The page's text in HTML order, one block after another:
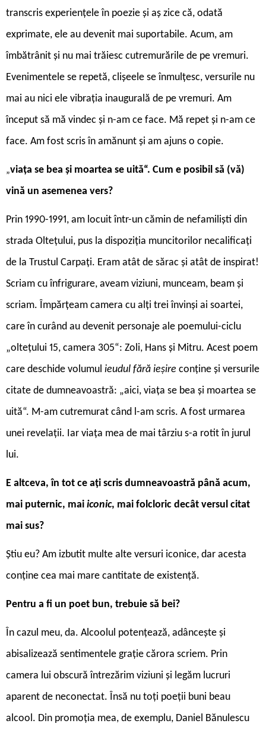
transcris experiențele în poezie și aș zice că, odată
exprimate, ele au devenit mai suportabile. Acum, am
îmbătrânit și nu mai trăiesc cutremurările de pe vremuri.
Evenimentele se repetă, clișeele se înmulțesc, versurile nu
mai au nici ele vibrația inaugurală de pe vremuri. Am
început să mă vindec și n-am ce face. Mă repet și n-am ce
face. Am fost scris în amănunt și am ajuns o copie.
„viața se bea și moartea se uită“. Cum e posibil să (vă)
vină un asemenea vers?
Prin 1990-1991, am locuit într-un cămin de nefamiliști din
strada Oltețului, pus la dispoziția muncitorilor necalificați
de la Trustul Carpați. Eram atât de sărac și atât de inspirat!
Scriam cu înfrigurare, aveam viziuni, munceam, beam și
scriam. Împărțeam camera cu alți trei învinși ai soartei,
care în curând au devenit personaje ale poemului-ciclu
„oltețului 15, camera 305“: Zoli, Hans și Mitru. Acest poem
care deschide volumul ieudul fără ieșire conține și versurile
citate de dumneavoastră: „aici, viața se bea și moartea se
uită“. M-am cutremurat când l-am scris. A fost urmarea
unei revelații. Iar viața mea de mai târziu s-a rotit în jurul
lui.
E altceva, în tot ce ați scris dumneavoastră până acum,
mai puternic, mai iconic, mai folcloric decât versul citat
mai sus?
Știu eu? Am izbutit multe alte versuri iconice, dar acesta
conține cea mai mare cantitate de existență.
Pentru a fi un poet bun, trebuie să bei?
În cazul meu, da. Alcoolul potențează, adâncește și
abisalizează sentimentele grație cărora scriem. Prin
camera lui obscură întrezărim viziuni și legăm lucruri
aparent de neconectat. Însă nu toți poeții buni beau
alcool. Din promoția mea, de exemplu, Daniel Bănulescu